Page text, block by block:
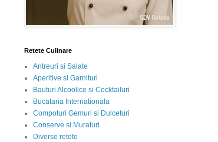
Retete Culinare
Antreuri si Salate
Aperitive si Garnituri
Bauturi Alcoolice si Cocktailuri
Bucataria Internationala
Compoturi Gemuri si Dulceturi
Conserve si Muraturi
Diverse retete